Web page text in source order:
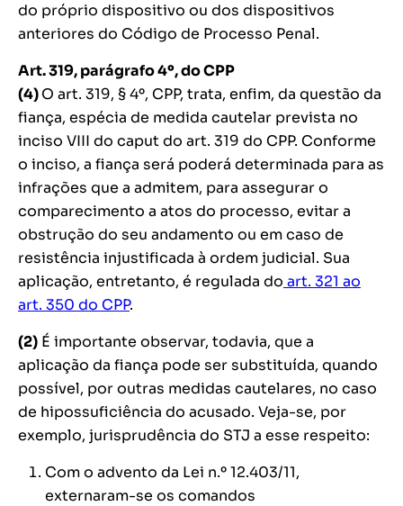
do próprio dispositivo ou dos dispositivos
anteriores do Código de Processo Penal.
Art. 319, parágrafo 4º, do CPP
(4)O art. 319, § 4º, CPP, trata, enfim, da questão da
fiança, espécia de medida cautelar prevista no
inciso VIII do caputdo art. 319 do CPP. Conforme
o inciso, a fiança será poderá determinada para as
infrações que a admitem, para assegurar o
comparecimento a atos do processo, evitar a
obstrução do seu andamento ou em caso de
resistência injustificada à ordem judicial. Sua
aplicação, entretanto, é regulada do art. 321 ao
art. 350 do CPP.
(2) É importante observar, todavia, que a
aplicação da fiança pode ser substituída, quando
possível, por outras medidas cautelares, no caso
de hipossuficiência do acusado. Veja-se, por
exemplo, jurisprudência do STJ a esse respeito:
Com o advento da Lei n.º 12.403/11,
externaram-se os comandos